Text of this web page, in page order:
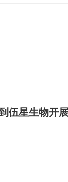
伍星生物开